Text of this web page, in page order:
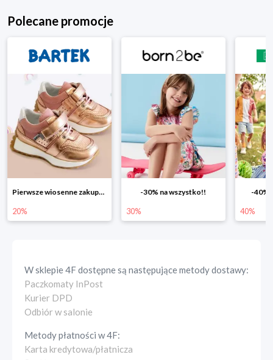
Polecane promocje
-30% na wszystko!!
30%
-40% na drugą sztukę
40% 25%
W sklepie4Fdostępne są następujące metody dostawy:
Paczkomaty InPost
Kurier DPD
Odbiór w salonie
Metody płatności w4F:
Karta kredytowa/płatnicza